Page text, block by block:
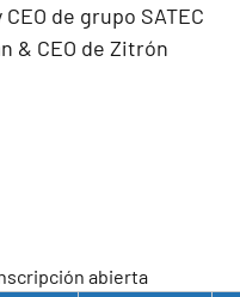
de grupo SATEC
& CEO de Zitrón
abierta